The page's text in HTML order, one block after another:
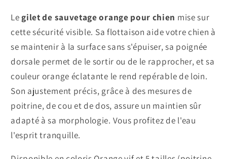
Le gilet de sauvetage orange pour chien mise sur
cette sécurité visible. Sa flottaison aide votre chien à
se maintenir à la surface sans s'épuiser, sa poignée
dorsale permet de le sortir ou de le rapprocher, et sa
couleur orange éclatante le rend repérable de loin.
Son ajustement précis, grâce à des mesures de
poitrine, de cou et de dos, assure un maintien sûr
adapté à sa morphologie. Vous profitez de l'eau
l'esprit tranquille.